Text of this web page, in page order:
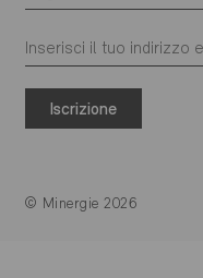
Iscrizione
© Minergie 2026